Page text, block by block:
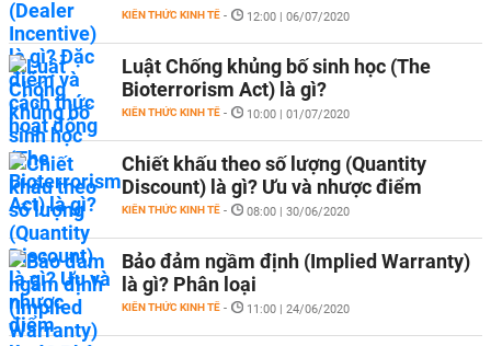
KIẾN THỨC KINH TẾ - 12:00 | 06/07/2020
Luật Chống khủng bố sinh học (The
Bioterrorism Act) là gì?
KIẾN THỨC KINH TẾ - 10:00 | 01/07/2020
Chiết khấu theo số lượng (Quantity
Discount) là gì? Ưu và nhược điểm
KIẾN THỨC KINH TẾ - 08:00 | 30/06/2020
Bảo đảm ngầm định (Implied Warranty)
là gì? Phân loại
KIẾN THỨC KINH TẾ - 11:00 | 24/06/2020